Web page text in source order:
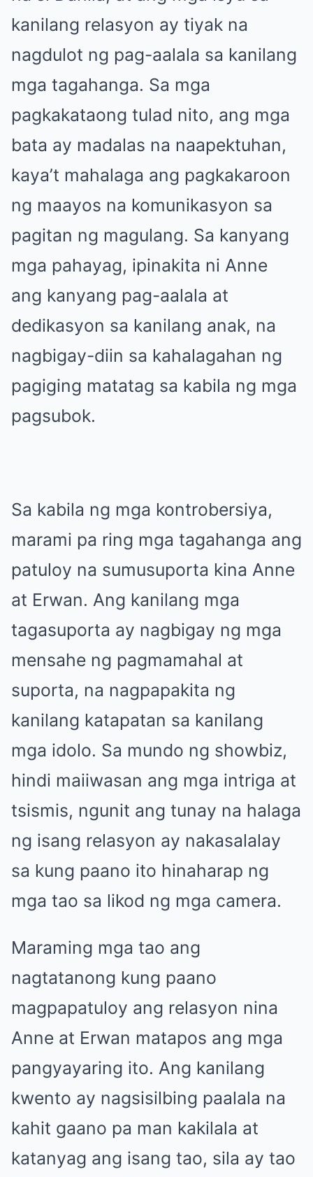
kanilang relasyon ay tiyak na
nagdulot ng pag-aalala sa kanilang
mga tagahanga. Sa mga
pagkakataong tulad nito, ang mga
bata ay madalas na naapektuhan,
kaya’t mahalaga ang pagkakaroon
ng maayos na komunikasyon sa
pagitan ng magulang. Sa kanyang
mga pahayag, ipinakita ni Anne
ang kanyang pag-aalala at
dedikasyon sa kanilang anak, na
nagbigay-diin sa kahalagahan ng
pagiging matatag sa kabila ng mga
pagsubok.
Sa kabila ng mga kontrobersiya,
marami pa ring mga tagahanga ang
patuloy na sumusuporta kina Anne
at Erwan. Ang kanilang mga
tagasuporta ay nagbigay ng mga
mensahe ng pagmamahal at
suporta, na nagpapakita ng
kanilang katapatan sa kanilang
mga idolo. Sa mundo ng showbiz,
hindi maiiwasan ang mga intriga at
tsismis, ngunit ang tunay na halaga
ng isang relasyon ay nakasalalay
sa kung paano ito hinaharap ng
mga tao sa likod ng mga camera.
Maraming mga tao ang
nagtatanong kung paano
magpapatuloy ang relasyon nina
Anne at Erwan matapos ang mga
pangyayaring ito. Ang kanilang
kwento ay nagsisilbing paalala na
kahit gaano pa man kakilala at
katanyag ang isang tao, sila ay tao